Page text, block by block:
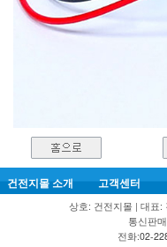
건전지몰 소개 고객센터
상호: 건전지몰 | 대표:
통신판
전화:02-